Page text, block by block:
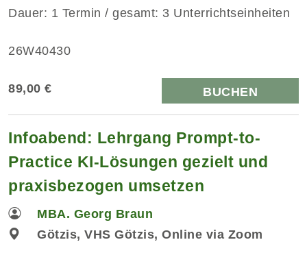
Dauer: 1 Termin / gesamt: 3 Unterrichtseinheiten
26W40430
89,00 € BUCHEN
Infoabend: Lehrgang Prompt-to-
Practice KI-Lösungen gezielt und
praxisbezogen umsetzen
MBA. Georg Braun
Götzis, VHS Götzis, Online via Zoom